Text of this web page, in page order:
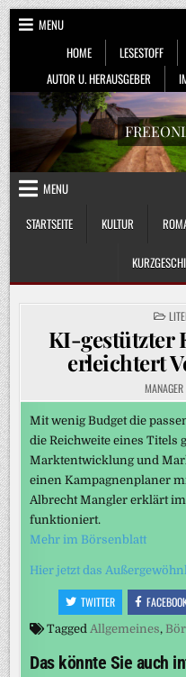
Skip
to
content
MENU
HOME
LESESTOFF
AUTOR U. HERAUSGEBER
MENU
STARTSEITE
KULTUR
IN
KI-gestützter
erleichtert
MANAGER
Mit wenig Budget die
die Reichweite eines Titels
Marktentwicklung und
einen Kampagnenplaner
Albrecht Mangler erklärt
funktioniert.
Mehr im Börsenblatt
Hier jetzt das
TWITTER
Tagged Allgemeines,
Das könnte Sie auch